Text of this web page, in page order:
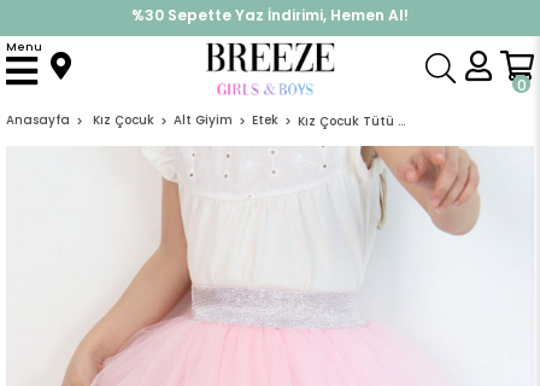
%30 Sepette Yaz İndirimi, Hemen Al!
İndirimlere ek %10 İndirimi Kap, Hemen Üye Ol!
0
Menu
Anasayfa Kız Çocuk Alt Giyim Etek Kız Çocuk Tütü Etek Beli Sim Detaylı Lastikli Pembe (5-10 Yaş)